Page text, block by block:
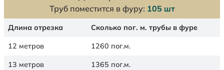
Труб поместится в фуру: 105 шт
Длина отрезка Сколько пог. м. трубы в фуре
12 метров 1260 пог.м.
13 метров 1365 пог.м.